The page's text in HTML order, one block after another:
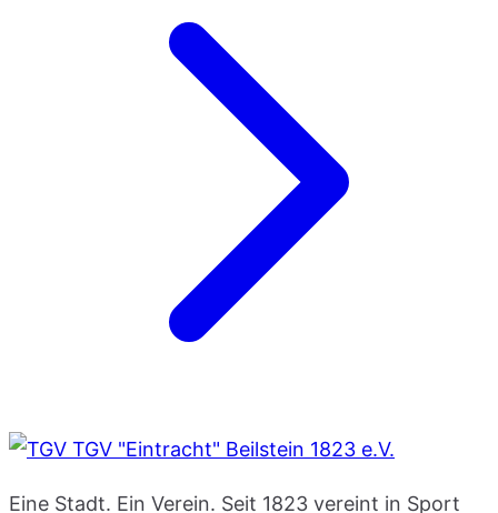
TGV "Eintracht" Beilstein 1823 e.V.
Eine Stadt. Ein Verein. Seit 1823 vereint in Sport